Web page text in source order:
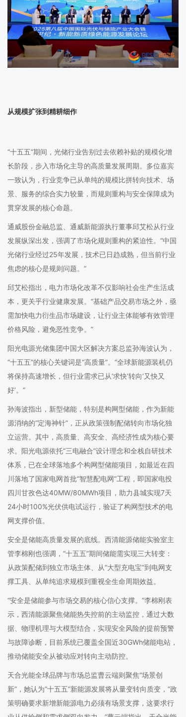
从规模扩张到精耕细作
“十五五”期间，光储行业告别过去依赖补贴的规模化增
长阶段，步入市场化主导的高质量发展周期。多位嘉宾
一致认为，行业竞争已从单纯的规模比拼转向技术、场
景、服务的综合实力较量，而规则重构与安全保障成为
贯穿发展的核心命题。
通威股份金融总监、通威新能源执行董事邱艾松从行业
发展纵深出发，强调了市场化规则重构的紧迫性。“中国
光储行业经过25年发展，技术已日趋成熟，但当前行业
焦虑的核心是规则问题。”
邱艾松指出，电力市场化改革不仅影响社会生产生活成
本，更关乎行业健康发展。“基础产品交易市场之外，亟
需加快电力衍生品市场建设，让行业主体能够有效管理
价格风险，避免恶性竞争。”
阳光电源光储集团中国大区解决方案总监孙海波认为，
“十五五”的核心关键词是“高质量”。“全球新能源装机仍
将保持高速增长，但行业需求已从‘求快’转向‘又快又
好’。”
孙海波指出，新型储能，特别是构网型储能，作为新能
源消纳的“定海神针”，正从政策强制配储转向市场化独
立运营。其中，高质量、高安全、高经济性成为核心要
求。阳光电源依托“三电融合”设计理念和全栈自研技术
体系，已在全球落地多个构网型储能项目，如最近在四
川落地了国家电网首批“智慧配电网”工程，即国家电投
四川甘孜色达40MW/80MWh项目，助力县城实现7天
24小时100%光伏供电试运行，验证了构网型技术的电
网支撑价值。
安全是储能高质量发展的底线。西清能源储能实验室主
管李棉刚也强调，“十五五”期间储能需实现三大转变：
从政策配储到独立市场主体、从“大型充电宝”到电网支
撑工具、从单纯追求规模到重视全生命周期效益。
“安全是储能参与市场交易的核心信心支撑。”李棉刚表
示，西清能源聚焦储能热失控前的主动监控，通过大数
据、物理机理与大模型结合，实现安全风险的提前预警
与故障诊断，目前系统已覆盖全国近30GWh储能电站，
推动储能安全从被动应对转向主动防控。
天合光能全球品牌与市场总监曹云端则聚焦“场景创
新”，她认为“十五五”新能源发展将从量变转向质变，“政
策明确要求新增新能源电力必须有场景支撑，这要求行